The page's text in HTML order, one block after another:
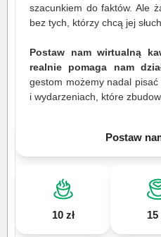
szacunkiem do faktów. Ale
bez tych, którzy chcą jej
Postaw nam wirtualną
realnie pomaga nam
gestom możemy nadal
i wydarzeniach, które
Postaw
10 zł 15